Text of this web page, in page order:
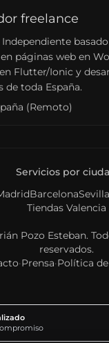
freelance
basado
páginas web en
Flutter/Ionic y
de toda España.
(Remoto)
Servicios por
BarcelonaSevilla
Tiendas Valencia
Pozo Esteban.
reservados.
·Prensa·Política